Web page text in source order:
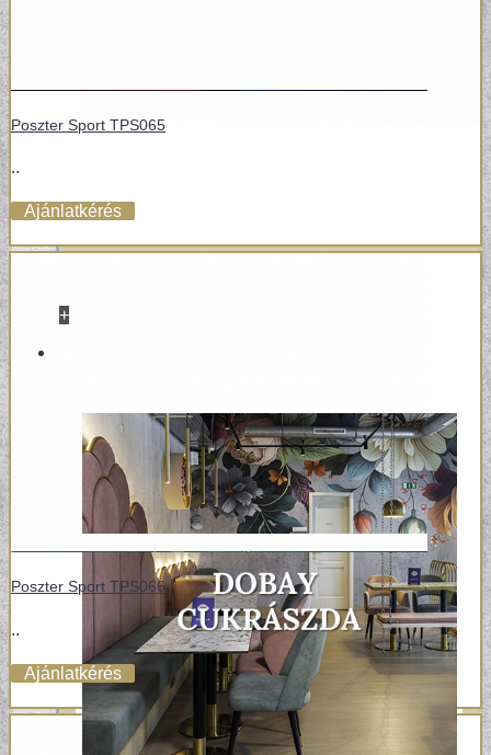
+
Poszter Sport TPS065
..
Ajánlatkérés
Poszter Sport TPS066
..
Ajánlatkérés